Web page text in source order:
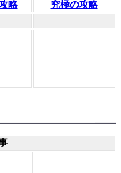
略
究極の攻略